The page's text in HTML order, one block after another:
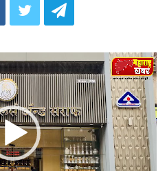
Video
Player